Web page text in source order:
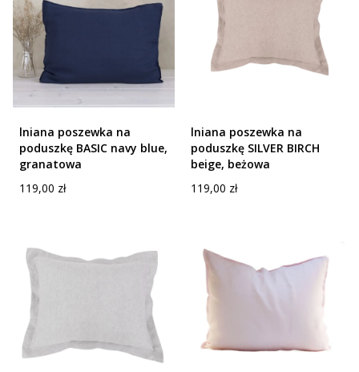
lniana poszewka na
poduszkę BASIC navy blue,
granatowa
Cena
119,00 zł
lniana poszewka na
poduszkę SILVER BIRCH
beige, beżowa
Cena
119,00 zł